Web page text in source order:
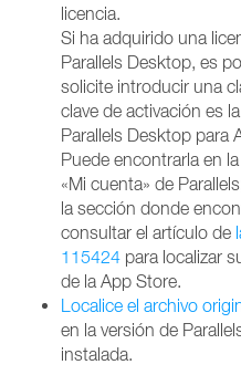
licencia.
Si ha adquirido una
Parallels Desktop, es
solicite introducir una
clave de activación es
Parallels Desktop para
Puede encontrarla en
«Mi cuenta» de
la sección donde
consultar el artículo de
115424 para localizar
de la App Store.
Localice el archivo
en la versión de
instalada.